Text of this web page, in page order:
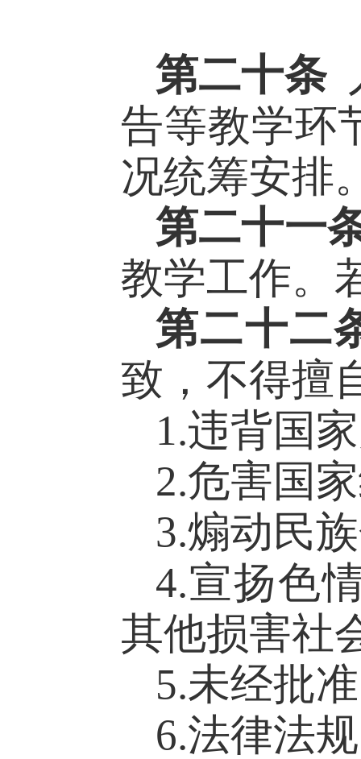
第二十条
告等教学环
况统筹安排
第二十一
教学工作。
第二十二
致，不得擅
1.违背国
2.危害国
3.煽动民
4.宣扬色
其他损害社
5.未经批
6.法律法